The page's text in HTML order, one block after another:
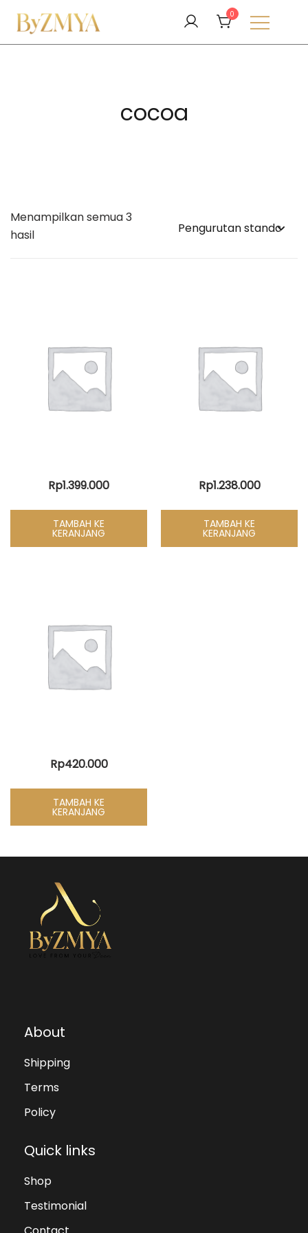
konten
0
cocoa
Menampilkan semua 3
hasil
Rp1.399.000
TAMBAH KE
KERANJANG
Rp1.238.000
TAMBAH KE
KERANJANG
Rp420.000
TAMBAH KE
KERANJANG
About
Shipping
Terms
Policy
Quick links
Shop
Testimonial